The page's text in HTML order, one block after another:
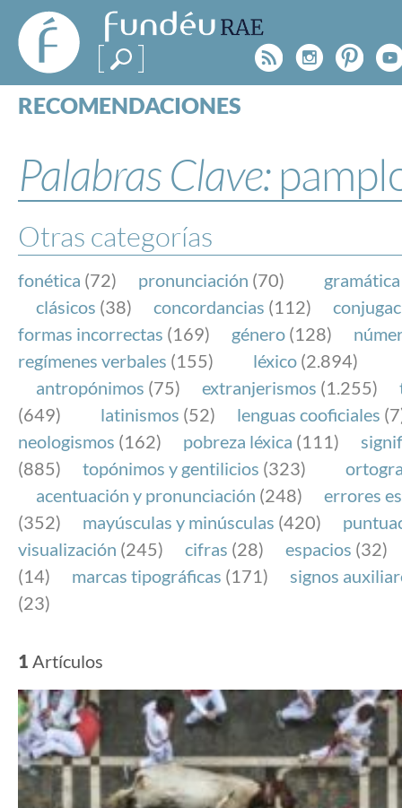
FundéuRAE
- Fundación
del Español
Urgente
Rss
RECOMENDACIONES
ESPECIALES
BLOG
NOTICIAS
SOBRE LA FUNDÉURAE
FundéuRAE es una fundación patrocinada por la
y la Real Academia Española, cuyo objetivo es
el buen uso del español en los medios de
Internet.
Palabras Clave:
Otras categorías
fonética (72) pronunciación (70) gramática
clásicos (38) concordancias (112)
formas incorrectas (169) género (128)
regímenes verbales (155) léxico (2.894)
antropónimos (75) extranjerismos (1.255)
(649)
latinismos (52) lenguas cooficiales
neologismos (162) pobreza léxica (111)
(885)
topónimos y gentilicios (323)
acentuación y pronunciación (248)
errores
(352)
mayúsculas y minúsculas (420)
visualización (245) cifras (28) espacios (32)
(14)
marcas tipográficas (171)
signos
(23)
1 Artículos